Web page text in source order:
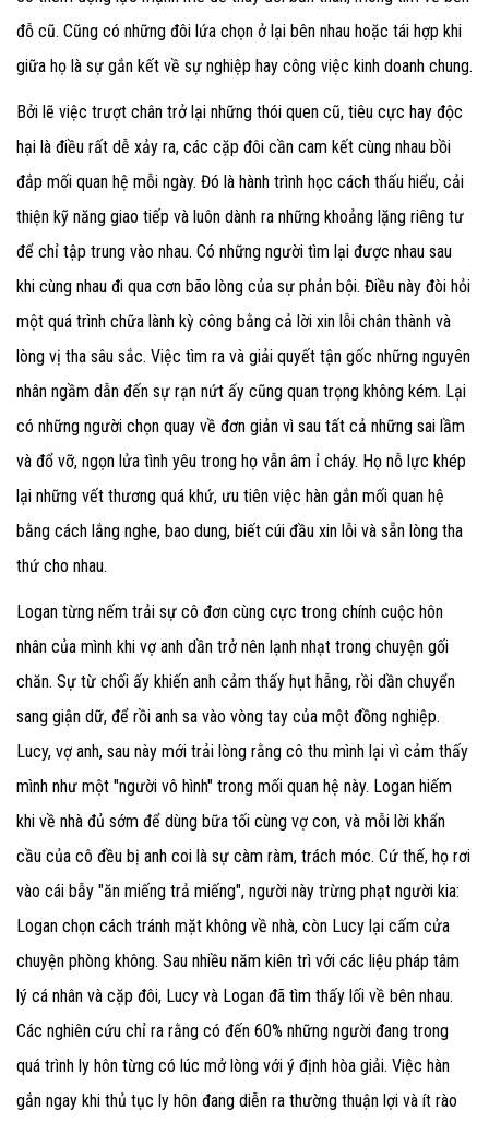
đỗ cũ. Cũng có những đôi lứa chọn ở lại bên nhau hoặc tái hợp khi
giữa họ là sự gắn kết về sự nghiệp hay công việc kinh doanh chung.
Bởi lẽ việc trượt chân trở lại những thói quen cũ, tiêu cực hay độc
hại là điều rất dễ xảy ra, các cặp đôi cần cam kết cùng nhau bồi
đắp mối quan hệ mỗi ngày. Đó là hành trình học cách thấu hiểu, cải
thiện kỹ năng giao tiếp và luôn dành ra những khoảng lặng riêng tư
để chỉ tập trung vào nhau. Có những người tìm lại được nhau sau
khi cùng nhau đi qua cơn bão lòng của sự phản bội. Điều này đòi hỏi
một quá trình chữa lành kỳ công bằng cả lời xin lỗi chân thành và
lòng vị tha sâu sắc. Việc tìm ra và giải quyết tận gốc những nguyên
nhân ngầm dẫn đến sự rạn nứt ấy cũng quan trọng không kém. Lại
có những người chọn quay về đơn giản vì sau tất cả những sai lầm
và đổ vỡ, ngọn lửa tình yêu trong họ vẫn âm ỉ cháy. Họ nỗ lực khép
lại những vết thương quá khứ, ưu tiên việc hàn gắn mối quan hệ
bằng cách lắng nghe, bao dung, biết cúi đầu xin lỗi và sẵn lòng tha
thứ cho nhau.
Logan từng nếm trải sự cô đơn cùng cực trong chính cuộc hôn
nhân của mình khi vợ anh dần trở nên lạnh nhạt trong chuyện gối
chăn. Sự từ chối ấy khiến anh cảm thấy hụt hẫng, rồi dần chuyển
sang giận dữ, để rồi anh sa vào vòng tay của một đồng nghiệp.
Lucy, vợ anh, sau này mới trải lòng rằng cô thu mình lại vì cảm thấy
mình như một "người vô hình" trong mối quan hệ này. Logan hiếm
khi về nhà đủ sớm để dùng bữa tối cùng vợ con, và mỗi lời khẩn
cầu của cô đều bị anh coi là sự càm ràm, trách móc. Cứ thế, họ rơi
vào cái bẫy "ăn miếng trả miếng", người này trừng phạt người kia:
Logan chọn cách tránh mặt không về nhà, còn Lucy lại cấm cửa
chuyện phòng không. Sau nhiều năm kiên trì với các liệu pháp tâm
lý cá nhân và cặp đôi, Lucy và Logan đã tìm thấy lối về bên nhau.
Các nghiên cứu chỉ ra rằng có đến 60% những người đang trong
quá trình ly hôn từng có lúc mở lòng với ý định hòa giải. Việc hàn
gắn ngay khi thủ tục ly hôn đang diễn ra thường thuận lợi và ít rào